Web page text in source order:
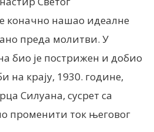
коначно нашао идеалне
преда молитви. У
био је пострижен и добио
на крају, 1930. године,
Силуана, сусрет са
променити ток његовог